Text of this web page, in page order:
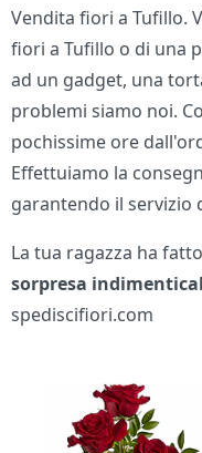
Vendita fiori a Tufillo.
fiori a Tufillo o di una
ad un gadget, una
problemi siamo noi.
pochissime ore
Effettuiamo la
garantendo il servizio
La tua ragazza ha
sorpresa
spediscifiori.com
Bouquet di fiori